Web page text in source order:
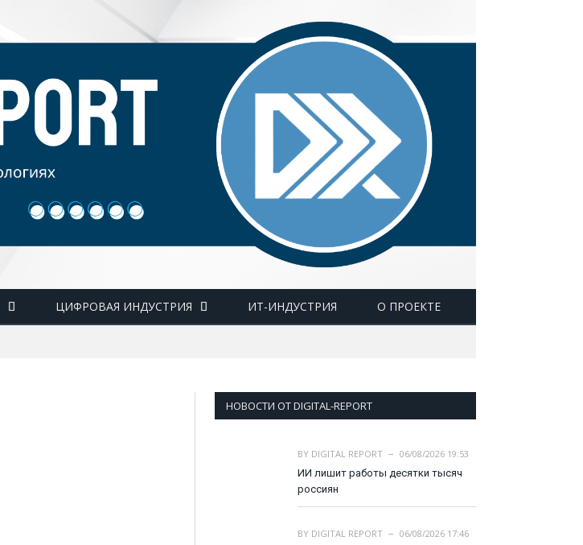
ЦИФРОВАЯ ИНДУСТРИЯ ИТ-ИНДУСТРИЯ О ПРОЕКТЕ
НОВОСТИ ОТ DIGITAL-REPORT
BY DIGITAL REPORT
06/08/2026 19:53
ИИ лишит работы десятки тысяч
россиян
BY DIGITAL REPORT
06/08/2026 17:46